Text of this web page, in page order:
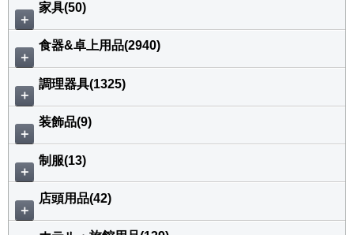
＋
家具(50)
＋
食器&卓上用品(2940)
＋
調理器具(1325)
＋
装飾品(9)
＋
制服(13)
＋
店頭用品(42)